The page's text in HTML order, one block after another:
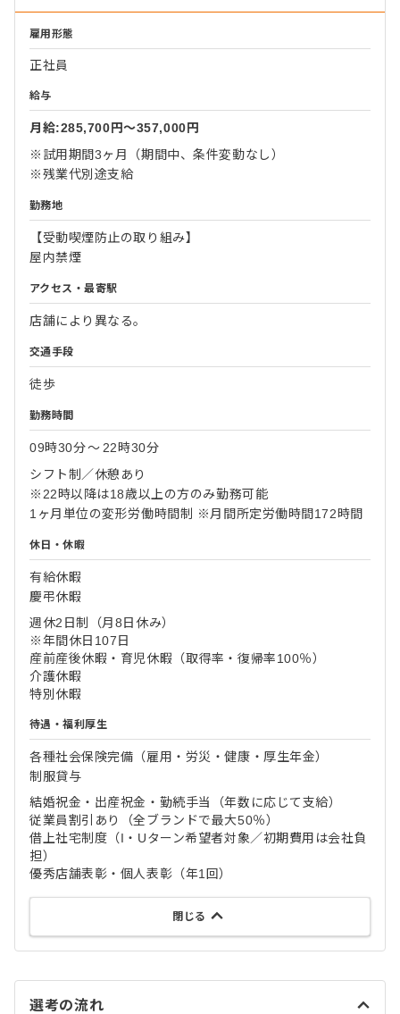
雇用形態
正社員
給与
月給:285,700円〜357,000円
※試用期間3ヶ月（期間中、条件変動なし）
※残業代別途支給
勤務地
【受動喫煙防止の取り組み】
屋内禁煙
アクセス・最寄駅
店舗により異なる。
交通手段
徒歩
勤務時間
09時30分〜 22時30分
シフト制／休憩あり
※22時以降は18歳以上の方のみ勤務可能
1ヶ月単位の変形労働時間制 ※月間所定労働時間172時間
休日・休暇
有給休暇
慶弔休暇
週休2日制（月8日休み）
※年間休日107日
産前産後休暇・育児休暇（取得率・復帰率100％）
介護休暇
特別休暇
待遇・福利厚生
各種社会保険完備（雇用・労災・健康・厚生年金）
制服貸与
結婚祝金・出産祝金・勤続手当（年数に応じて支給）
従業員割引あり（全ブランドで最大50％）
借上社宅制度（I・Uターン希望者対象／初期費用は会社負
担）
優秀店舗表彰・個人表彰（年1回）
閉じる
選考の流れ